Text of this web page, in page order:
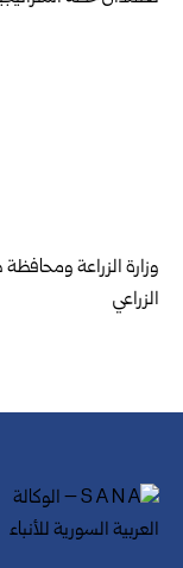
وزارة الزراعة
الزراعي